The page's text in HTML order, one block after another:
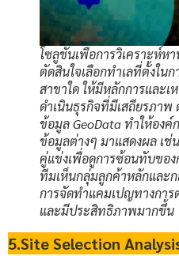
โซลูชันเพื่อการวิเคราะห์
ตัดสินใจเลือกทำเลที่ตั้งใน
สาขาใด ให้มีหลักการและ
ดำเนินธุรกิจที่มีเสถียรภาพ
ข้อมูล GeoData ทำให้องค์
ข้อมูลต่างๆ มาแสดงผล เ
คู่แข่งเพื่อดูการซ้อนทับของ
ทีมเห็นกลุ่มลูกค้าหลักและก
การจัดทำแคมเปญทางการ
และมีประสิทธิภาพมากขึ้น
5.Site Selection